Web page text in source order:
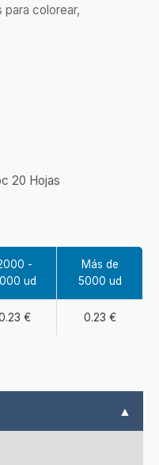
colorear,
20 Hojas
-
ud
Más de
5000 ud
€ 0.23 €
▲